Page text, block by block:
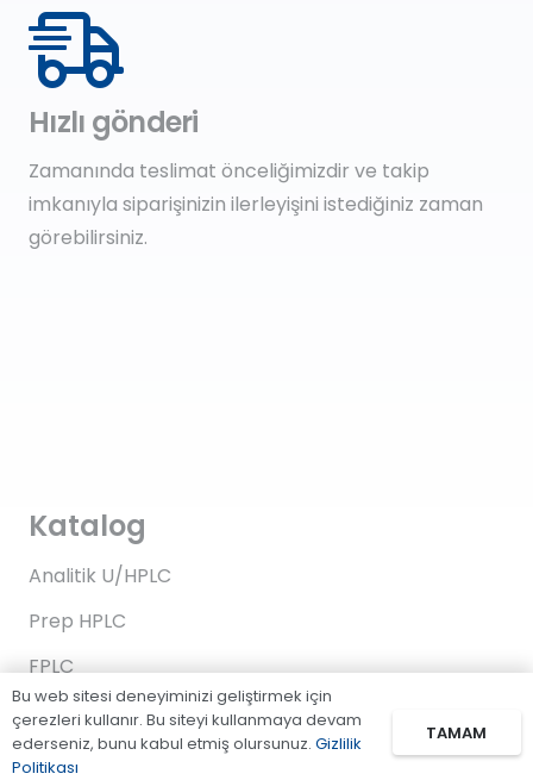
Hızlı gönderi
Zamanında teslimat önceliğimizdir ve takip
imkanıyla siparişinizin ilerleyişini istediğiniz zaman
görebilirsiniz.
Katalog
Analitik U/HPLC
Prep HPLC
FPLC
Gaz Kromatografi
Standartlar/Reaktifler
Bu web sitesi deneyiminizi geliştirmek için
çerezleri kullanır. Bu siteyi kullanmaya devam
ederseniz, bunu kabul etmiş olursunuz. Gizlilik
Politikası
TAMAM